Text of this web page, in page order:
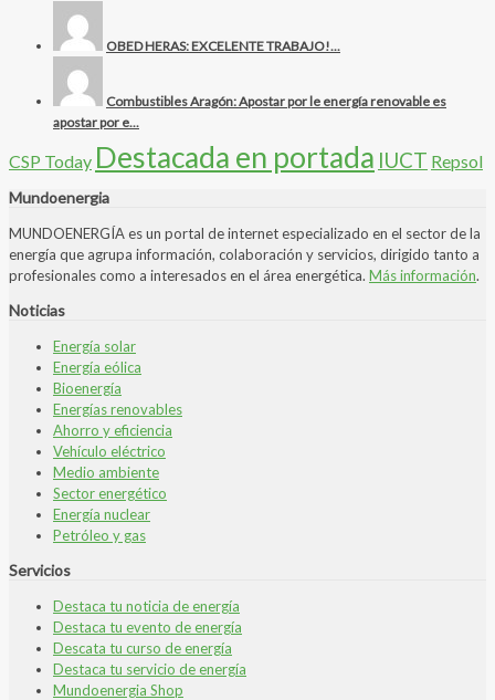
OBED HERAS: EXCELENTE TRABAJO!...
Combustibles Aragón: Apostar por le energía renovable es
apostar por e...
CSP Today Destacada en portada IUCT Repsol
Mundoenergia
MUNDOENERGÍA es un portal de internet especializado en el sector de la
energía que agrupa información, colaboración y servicios, dirigido tanto a
profesionales como a interesados en el área energética. Más información.
Noticias
Energía solar
Energía eólica
Bioenergía
Energías renovables
Ahorro y eficiencia
Vehículo eléctrico
Medio ambiente
Sector energético
Energía nuclear
Petróleo y gas
Servicios
Destaca tu noticia de energía
Destaca tu evento de energía
Descata tu curso de energía
Destaca tu servicio de energía
Mundoenergia Shop